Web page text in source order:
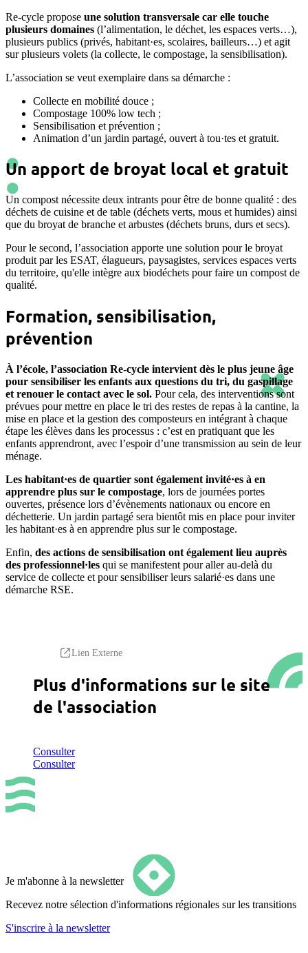
Re-cycle propose une solution transversale car elle touche
plusieurs domaines (l’alimentation, le déchet, les espaces verts…),
plusieurs publics (privés, habitant·es, scolaires, bailleurs…) et agit
sur plusieurs volets (la collecte, le compostage, la sensibilisation).
L’association se veut exemplaire dans sa démarche :
Collecte en mobilité douce ;
Compostage 100% low tech ;
Sensibilisation et prévention ;
Animation d’un jardin partagé, ouvert à tou·tes et gratuit.
Un apport de broyat local et gratuit
Un compost nécessite deux intrants pour être de bonne qualité : des
déchets de cuisine et de table (déchets verts, mous et humides) ainsi
que du broyat de branche et arbustes (déchets bruns, durs et secs).
Pour le second, l’association apporte une solution pour le broyat
produit par les ESAT, élagueurs, paysagistes, services espaces verts
du territoire, qu'elle intègre aux biodéchets pour faire un compost de
qualité.
Formation, sensibilisation,
prévention
À l’école, l’association Re-cycle intervient dès le plus jeune âge
pour sensibiliser les enfants aux questions du tri, du gaspillage
et renouer le contact avec le sol. Pour cela, des interventions sont
prévues pour mettre en place le tri des restes de repas à la cantine, la
mise en place et la gestion des composteurs en intégrant à chaque
étape les élèves dans les processus : c’est en pratiquant que les
enfants apprendront, avec l’espoir d’une transmission au sein de leur
ménage.
Les habitant·es de quartier sont également invité·es à en
apprendre plus sur le compostage, lors de journées portes
ouvertes, présence lors d’évènements nationaux ou encore en
déchetterie. Un jardin partagé sera bientôt mis en place pour inviter
les habitant·es à en apprendre plus sur le compostage.
Enfin, des actions de sensibilisation ont également lieu auprès
des professionnel·les qui se manifestent pour aller au-delà du
service de collecte et pour sensibiliser leurs salarié·es dans une
démarche RSE.
Lien Externe
Plus d'informations sur le site
de l'association
Consulter
Consulter
Je m'abonne à la newsletter
Recevez notre sélection d'informations régionales sur les transitions
S'inscrire à la newsletter